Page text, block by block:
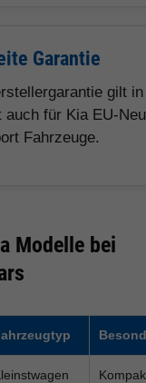
Garantie
gilt
auch für Kia EU-
Fahrzeuge.
Modelle bei